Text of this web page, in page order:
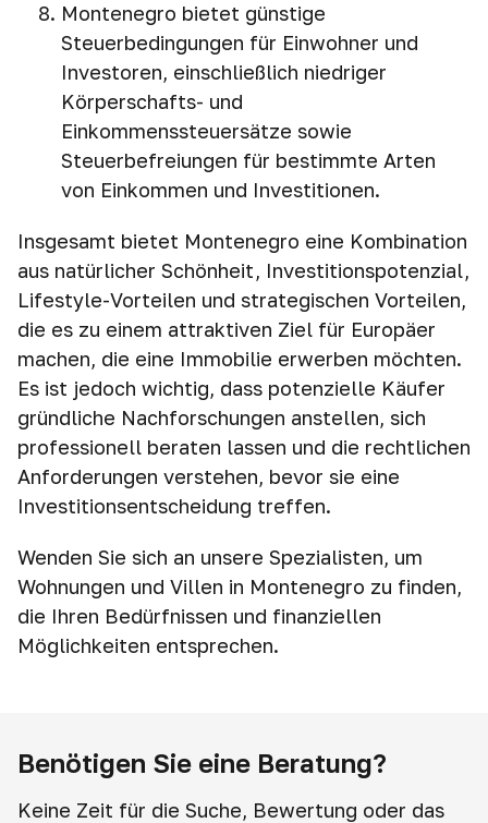
Montenegro bietet günstige
Steuerbedingungen für Einwohner und
Investoren, einschließlich niedriger
Körperschafts- und
Einkommenssteuersätze sowie
Steuerbefreiungen für bestimmte Arten
von Einkommen und Investitionen.
Insgesamt bietet Montenegro eine Kombination
aus natürlicher Schönheit, Investitionspotenzial,
Lifestyle-Vorteilen und strategischen Vorteilen,
die es zu einem attraktiven Ziel für Europäer
machen, die eine Immobilie erwerben möchten.
Es ist jedoch wichtig, dass potenzielle Käufer
gründliche Nachforschungen anstellen, sich
professionell beraten lassen und die rechtlichen
Anforderungen verstehen, bevor sie eine
Investitionsentscheidung treffen.
Wenden Sie sich an unsere Spezialisten, um
Wohnungen und Villen in Montenegro zu finden,
die Ihren Bedürfnissen und finanziellen
Möglichkeiten entsprechen.
Benötigen Sie eine Beratung?
Keine Zeit für die Suche, Bewertung oder das